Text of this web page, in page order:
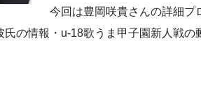
今回は豊岡咲貴さんの詳細プ
氏の情報・u-18歌うま甲子園新人戦の